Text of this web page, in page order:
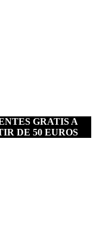
GRATIS A
DE 50 EUROS